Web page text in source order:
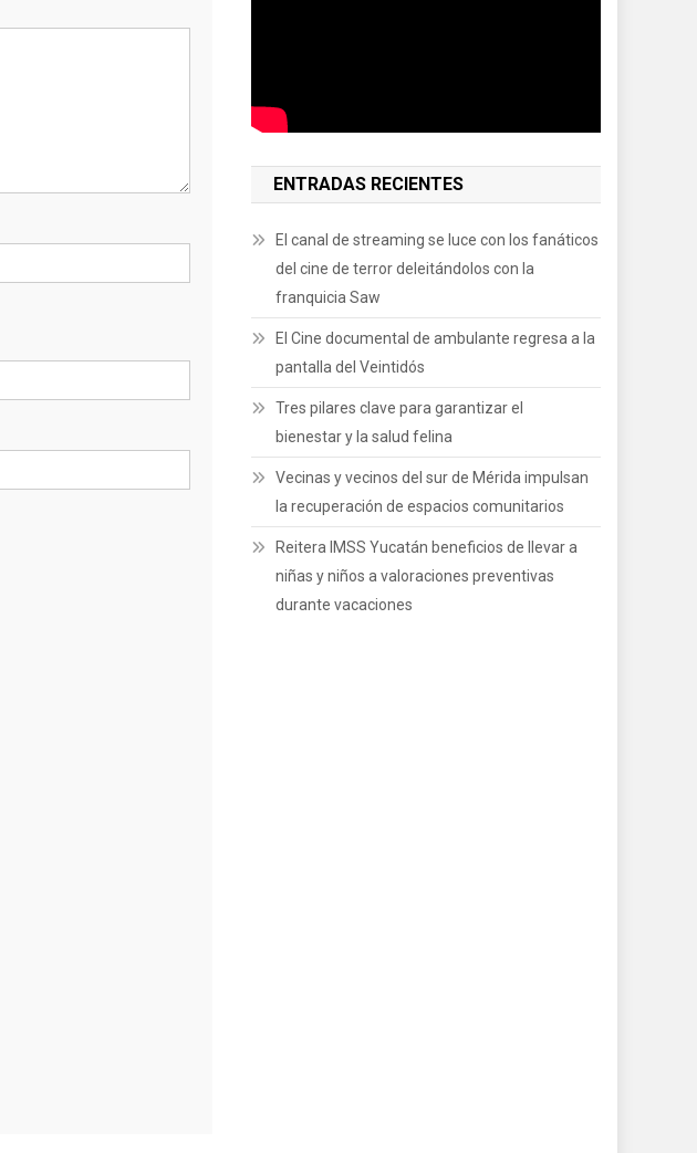
ENTRADAS RECIENTES
El canal de streaming se luce con los fanáticos
del cine de terror deleitándolos con la
franquicia Saw
El Cine documental de ambulante regresa a la
pantalla del Veintidós
Tres pilares clave para garantizar el
bienestar y la salud felina
Vecinas y vecinos del sur de Mérida impulsan
la recuperación de espacios comunitarios
Reitera IMSS Yucatán beneficios de llevar a
niñas y niños a valoraciones preventivas
durante vacaciones